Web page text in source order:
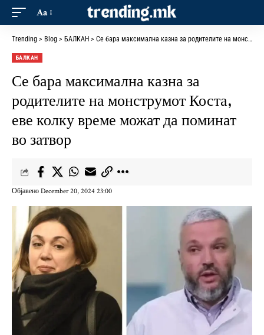
Aa
Trending > Blog > БАЛКАН > Се бара максимална казна за родителите на монструмот Коста, еве колку време можат да поминат во затвор
БАЛКАН
Се бара максимална казна за
родителите на монструмот Коста,
еве колку време можат да поминат
во затвор
Објавено December 20, 2024 23:00